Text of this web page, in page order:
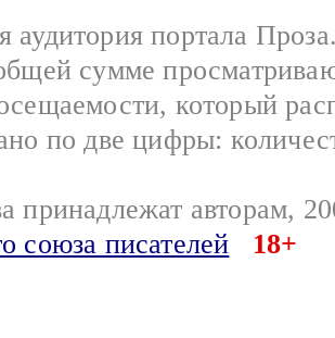
аудитория портала
сумме
который
по две цифры:
принадлежат авторам,
союза писателей
18+